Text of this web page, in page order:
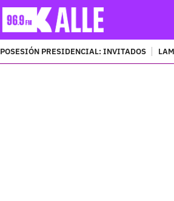
POSESIÓN PRESIDENCIAL: INVITADOS